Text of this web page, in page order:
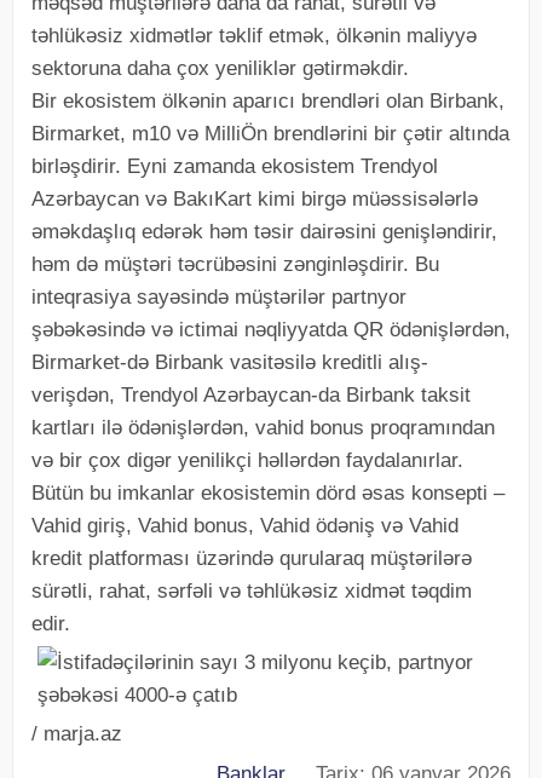
təhlükəsiz xidmətlər təklif etmək, ölkənin maliyyə
sektoruna daha çox yeniliklər gətirməkdir.
Bir ekosistem ölkənin aparıcı brendləri olan Birbank,
Birmarket, m10 və MilliÖn brendlərini bir çətir altında
birləşdirir. Eyni zamanda ekosistem Trendyol
Azərbaycan və BakıKart kimi birgə müəssisələrlə
əməkdaşlıq edərək həm təsir dairəsini genişləndirir,
həm də müştəri təcrübəsini zənginləşdirir. Bu
inteqrasiya sayəsində müştərilər partnyor
şəbəkəsində və ictimai nəqliyyatda QR ödənişlərdən,
Birmarket-də Birbank vasitəsilə kreditli alış-
verişdən, Trendyol Azərbaycan-da Birbank taksit
kartları ilə ödənişlərdən, vahid bonus proqramından
və bir çox digər yenilikçi həllərdən faydalanırlar.
Bütün bu imkanlar ekosistemin dörd əsas konsepti –
Vahid giriş, Vahid bonus, Vahid ödəniş və Vahid
kredit platforması üzərində qurularaq müştərilərə
sürətli, rahat, sərfəli və təhlükəsiz xidmət təqdim
edir.
/ marja.az
Banklar Tarix: 06 yanvar 2026